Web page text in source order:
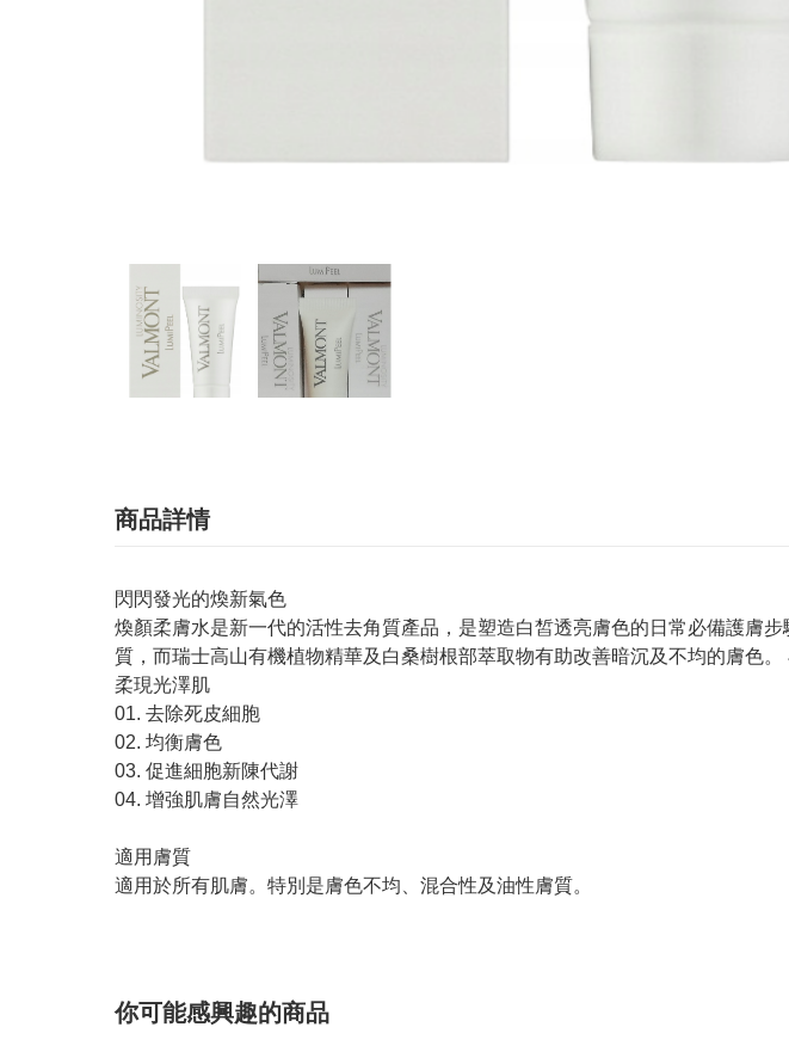
商品詳情
閃閃發光的煥新氣色
煥顏柔膚水是新一代的活性去角質產品，是塑造白皙透亮膚色的日常必備護膚
質，而瑞士高山有機植物精華及白桑樹根部萃取物有助改善暗沉及不均的膚色
柔現光澤肌
01. 去除死皮細胞
02. 均衡膚色
03. 促進細胞新陳代謝
04. 增強肌膚自然光澤
適用膚質
適用於所有肌膚。特別是膚色不均、混合性及油性膚質。
你可能感興趣的商品